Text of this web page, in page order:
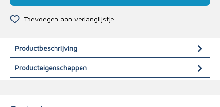
Toevoegen aan verlanglijstje
Productbeschrijving
Producteigenschappen